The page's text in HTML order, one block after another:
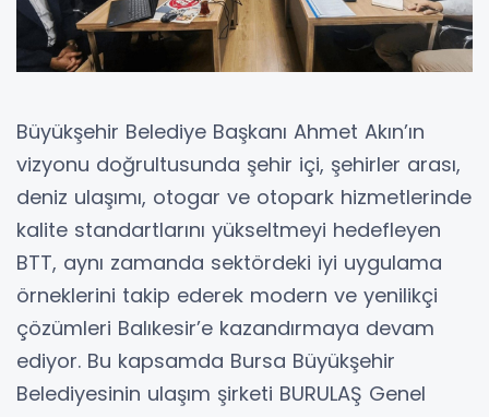
Büyükşehir Belediye Başkanı Ahmet Akın’ın
vizyonu doğrultusunda şehir içi, şehirler arası,
deniz ulaşımı, otogar ve otopark hizmetlerinde
kalite standartlarını yükseltmeyi hedefleyen
BTT, aynı zamanda sektördeki iyi uygulama
örneklerini takip ederek modern ve yenilikçi
çözümleri Balıkesir’e kazandırmaya devam
ediyor. Bu kapsamda Bursa Büyükşehir
Belediyesinin ulaşım şirketi BURULAŞ Genel